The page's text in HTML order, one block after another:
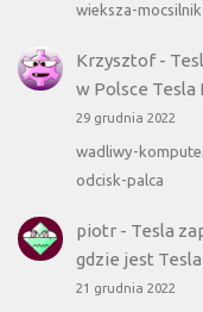
wieksza-
Krzysztof-
w Polsce Tesla
29 grudnia 2022
wadliwy-
odcisk-palca
piotr- Tesla
gdzie jest
21 grudnia 2022